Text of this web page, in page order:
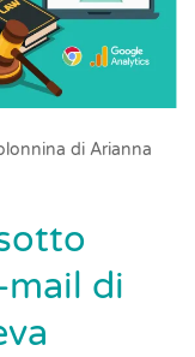
di Arianna
mail di